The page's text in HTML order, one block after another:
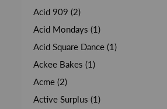
Acid 909 (2)
Acid Mondays (1)
Acid Square Dance (1)
Ackee Bakes (1)
Acme (2)
Active Surplus (1)